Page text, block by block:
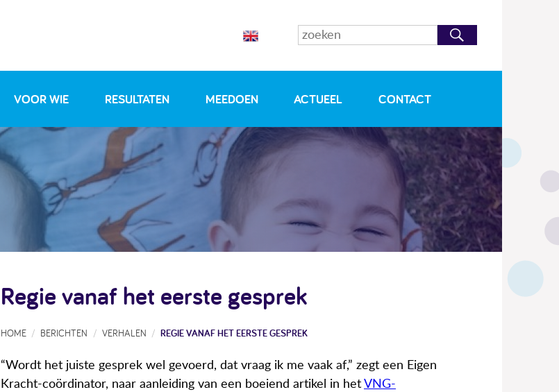
VOOR WIE RESULTATEN MEEDOEN ACTUEEL CONTACT
Regie vanaf het eerste gesprek
HOME BERICHTEN VERHALEN REGIE VANAF HET EERSTE GESPREK
“Wordt het juiste gesprek wel gevoerd, dat vraag ik me vaak af,” zegt een Eigen
Kracht-coördinator, naar aanleiding van een boeiend artikel in hetVNG-